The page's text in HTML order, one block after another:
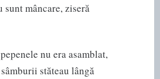
sunt mâncare, ziseră
nu era asamblat,
stăteau lângă